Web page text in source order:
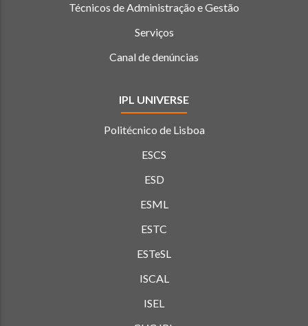
Técnicos de Administração e Gestão
Serviços
Canal de denúncias
IPL UNIVERSE
Politécnico de Lisboa
ESCS
ESD
ESML
ESTC
ESTeSL
ISCAL
ISEL